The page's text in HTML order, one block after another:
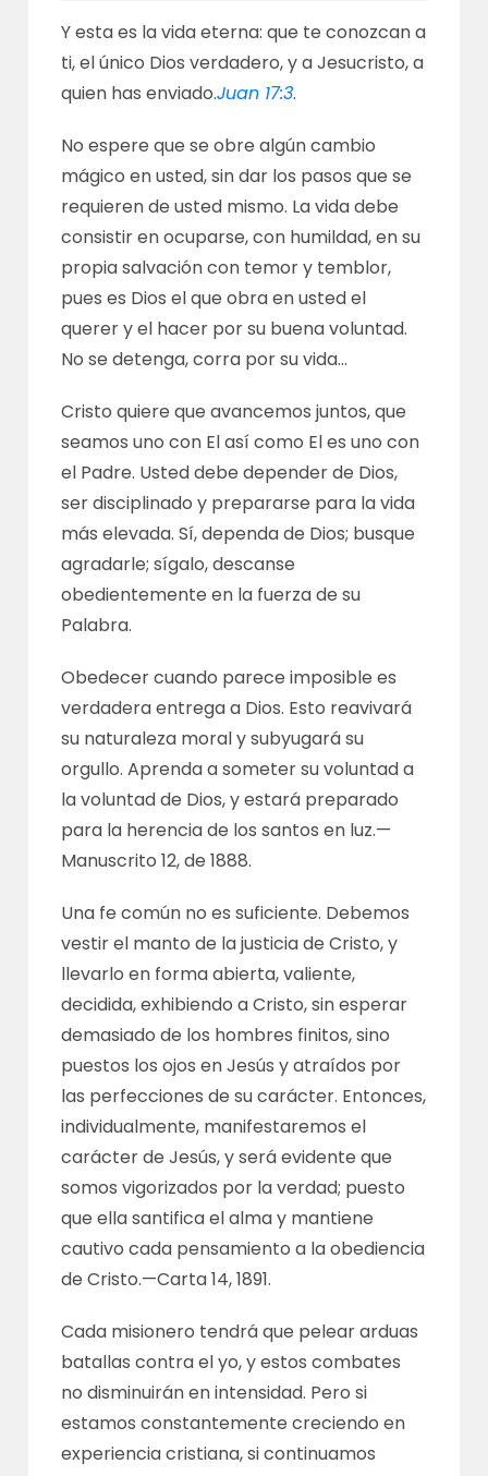
Y esta es la vida eterna: que te conozcan a
ti, el único Dios verdadero, y a Jesucristo, a
quien has enviado.Juan 17:3.
No espere que se obre algún cambio
mágico en usted, sin dar los pasos que se
requieren de usted mismo. La vida debe
consistir en ocuparse, con humildad, en su
propia salvación con temor y temblor,
pues es Dios el que obra en usted el
querer y el hacer por su buena voluntad.
No se detenga, corra por su vida…
Cristo quiere que avancemos juntos, que
seamos uno con El así como El es uno con
el Padre. Usted debe depender de Dios,
ser disciplinado y prepararse para la vida
más elevada. Sí, dependa de Dios; busque
agradarle; sígalo, descanse
obedientemente en la fuerza de su
Palabra.
Obedecer cuando parece imposible es
verdadera entrega a Dios. Esto reavivará
su naturaleza moral y subyugará su
orgullo. Aprenda a someter su voluntad a
la voluntad de Dios, y estará preparado
para la herencia de los santos en luz.—
Manuscrito 12, de 1888.
Una fe común no es suficiente. Debemos
vestir el manto de la justicia de Cristo, y
llevarlo en forma abierta, valiente,
decidida, exhibiendo a Cristo, sin esperar
demasiado de los hombres finitos, sino
puestos los ojos en Jesús y atraídos por
las perfecciones de su carácter. Entonces,
individualmente, manifestaremos el
carácter de Jesús, y será evidente que
somos vigorizados por la verdad; puesto
que ella santifica el alma y mantiene
cautivo cada pensamiento a la obediencia
de Cristo.—Carta 14, 1891.
Cada misionero tendrá que pelear arduas
batallas contra el yo, y estos combates
no disminuirán en intensidad. Pero si
estamos constantemente creciendo en
experiencia cristiana, si continuamos